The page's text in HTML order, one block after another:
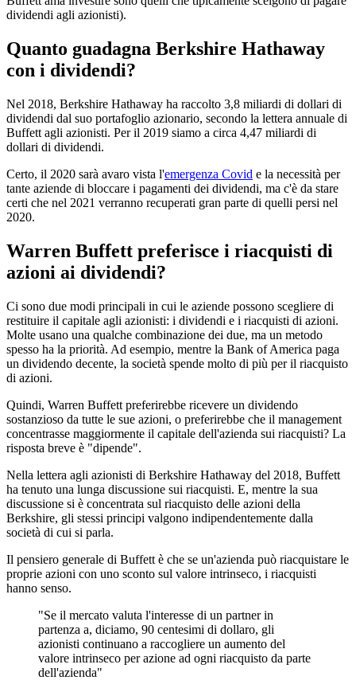
dividendi agli azionisti).
Quanto guadagna Berkshire Hathaway
con i dividendi?
Nel 2018, Berkshire Hathaway ha raccolto 3,8 miliardi di dollari di
dividendi dal suo portafoglio azionario, secondo la lettera annuale di
Buffett agli azionisti. Per il 2019 siamo a circa 4,47 miliardi di
dollari di dividendi.
Certo, il 2020 sarà avaro vista l'emergenza Covid e la necessità per
tante aziende di bloccare i pagamenti dei dividendi, ma c'è da stare
certi che nel 2021 verranno recuperati gran parte di quelli persi nel
2020.
Warren Buffett preferisce i riacquisti di
azioni ai dividendi?
Ci sono due modi principali in cui le aziende possono scegliere di
restituire il capitale agli azionisti: i dividendi e i riacquisti di azioni.
Molte usano una qualche combinazione dei due, ma un metodo
spesso ha la priorità. Ad esempio, mentre la Bank of America paga
un dividendo decente, la società spende molto di più per il riacquisto
di azioni.
Quindi, Warren Buffett preferirebbe ricevere un dividendo
sostanzioso da tutte le sue azioni, o preferirebbe che il management
concentrasse maggiormente il capitale dell'azienda sui riacquisti? La
risposta breve è "dipende".
Nella lettera agli azionisti di Berkshire Hathaway del 2018, Buffett
ha tenuto una lunga discussione sui riacquisti. E, mentre la sua
discussione si è concentrata sul riacquisto delle azioni della
Berkshire, gli stessi principi valgono indipendentemente dalla
società di cui si parla.
Il pensiero generale di Buffett è che se un'azienda può riacquistare le
proprie azioni con uno sconto sul valore intrinseco, i riacquisti
hanno senso.
"Se il mercato valuta l'interesse di un partner in
partenza a, diciamo, 90 centesimi di dollaro, gli
azionisti continuano a raccogliere un aumento del
valore intrinseco per azione ad ogni riacquisto da parte
dell'azienda"